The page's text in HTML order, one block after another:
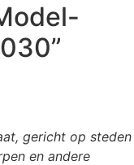
gericht op steden
en andere